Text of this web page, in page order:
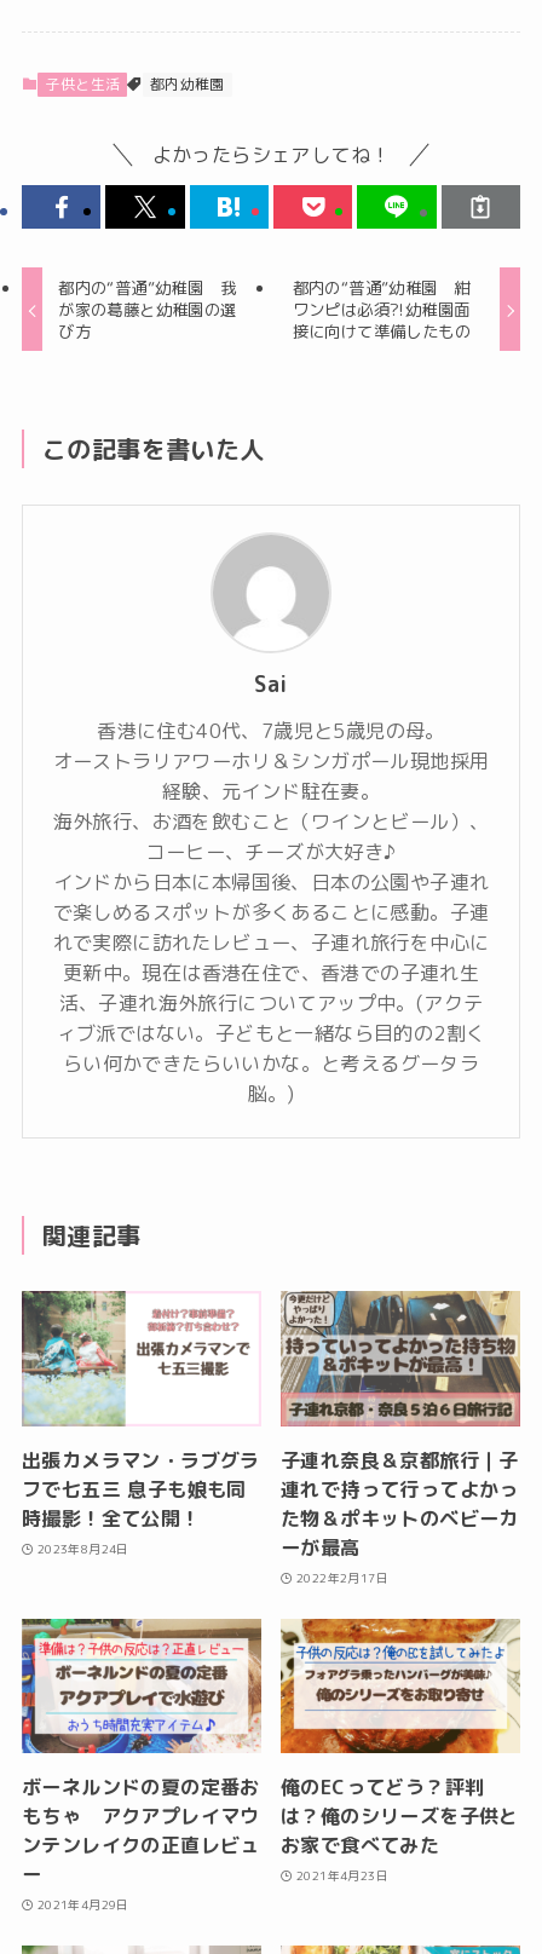
子供と生活 都内幼稚園
よかったらシェアしてね！
都内の“普通”幼稚園 我
が家の葛藤と幼稚園の選
び方
都内の“普通”幼稚園 紺
ワンピは必須?!幼稚園面
接に向けて準備したもの
この記事を書いた人
Sai
香港に住む40代、7歳児と5歳児の母。
オーストラリアワーホリ＆シンガポール現地採用
経験、元インド駐在妻。
海外旅行、お酒を飲むこと（ワインとビール）、
コーヒー、チーズが大好き♪
インドから日本に本帰国後、日本の公園や子連れ
で楽しめるスポットが多くあることに感動。子連
れで実際に訪れたレビュー、子連れ旅行を中心に
更新中。現在は香港在住で、香港での子連れ生
活、子連れ海外旅行についてアップ中。(アクテ
ィブ派ではない。子どもと一緒なら目的の2割く
らい何かできたらいいかな。と考えるグータラ
脳。)
関連記事
出張カメラマン・ラブグラ
フで七五三 息子も娘も同
時撮影！全て公開！
2023年8月24日
子連れ奈良＆京都旅行｜子
連れで持って行ってよかっ
た物＆ポキットのベビーカ
ーが最高
2022年2月17日
ボーネルンドの夏の定番お
もちゃ アクアプレイマウ
ンテンレイクの正直レビュ
ー
2021年4月29日
俺のECってどう？評判
は？俺のシリーズを子供と
お家で食べてみた
2021年4月23日